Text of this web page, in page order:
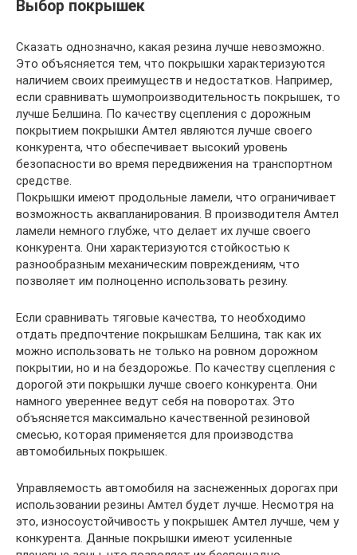
Выбор покрышек
Сказать однозначно, какая резина лучше невозможно.
Это объясняется тем, что покрышки характеризуются
наличием своих преимуществ и недостатков. Например,
если сравнивать шумопроизводительность покрышек, то
лучше Белшина. По качеству сцепления с дорожным
покрытием покрышки Амтел являются лучше своего
конкурента, что обеспечивает высокий уровень
безопасности во время передвижения на транспортном
средстве.
Покрышки имеют продольные ламели, что ограничивает
возможность аквапланирования. В производителя Амтел
ламели немного глубже, что делает их лучше своего
конкурента. Они характеризуются стойкостью к
разнообразным механическим повреждениям, что
позволяет им полноценно использовать резину.
Если сравнивать тяговые качества, то необходимо
отдать предпочтение покрышкам Белшина, так как их
можно использовать не только на ровном дорожном
покрытии, но и на бездорожье. По качеству сцепления с
дорогой эти покрышки лучше своего конкурента. Они
намного увереннее ведут себя на поворотах. Это
объясняется максимально качественной резиновой
смесью, которая применяется для производства
автомобильных покрышек.
Управляемость автомобиля на заснеженных дорогах при
использовании резины Амтел будет лучше. Несмотря на
это, износоустойчивость у покрышек Амтел лучше, чем у
конкурента. Данные покрышки имеют усиленные